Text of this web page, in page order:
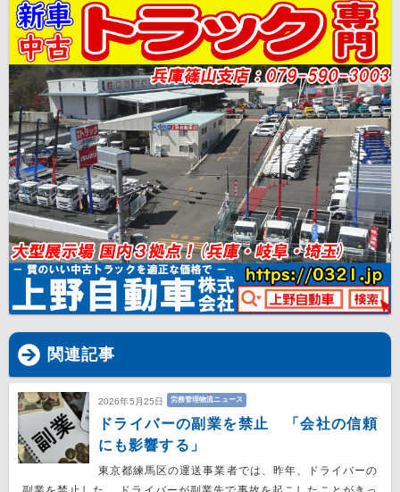
関連記事
2026年5月25日 労務管理物流ニュース
ドライバーの副業を禁止 「会社の信頼
にも影響する」
東京都練馬区の運送事業者では、昨年、ドライバーの